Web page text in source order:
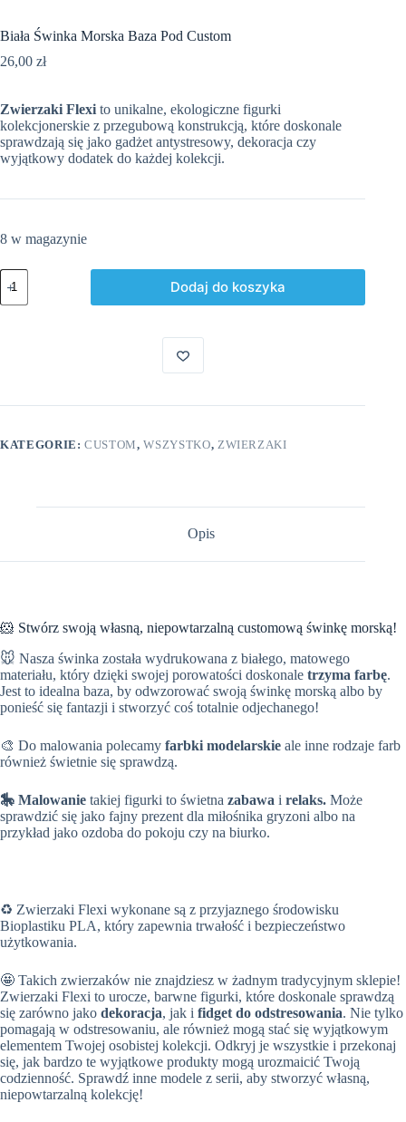
Biała Świnka Morska Baza Pod Custom
26,00 zł
Zwierzaki Flexi to unikalne, ekologiczne figurki
kolekcjonerskie z przegubową konstrukcją, które doskonale
sprawdzają się jako gadżet antystresowy, dekoracja czy
wyjątkowy dodatek do każdej kolekcji.
8 w magazynie
ilość
Biała
Świnka
Dodaj do koszyka
KATEGORIE:CUSTOM,WSZYSTKO, ZWIERZAKI
Opis
🐹 Stwórz swoją własną, niepowtarzalną customową świnkę morską!
🐭 Nasza świnka została wydrukowana z białego, matowego
materiału, który dzięki swojej porowatości doskonale trzyma farbę.
Jest to idealna baza, by odwzorować swoją świnkę morską albo by
ponieść się fantazji i stworzyć coś totalnie odjechanego!
🎨 Do malowania polecamy farbki modelarskie ale inne rodzaje farb
również świetnie się sprawdzą.
🎠 Malowanie takiej figurki to świetna zabawa i relaks. Może
sprawdzić się jako fajny prezent dla miłośnika gryzoni albo na
przykład jako ozdoba do pokoju czy na biurko.
♻️ Zwierzaki Flexi wykonane są z przyjaznego środowisku
Bioplastiku PLA, który zapewnia trwałość i bezpieczeństwo
użytkowania.
🤩 Takich zwierzaków nie znajdziesz w żadnym tradycyjnym sklepie!
Zwierzaki Flexi to urocze, barwne figurki, które doskonale sprawdzą
się zarówno jako dekoracja, jak i fidget do odstresowania. Nie tylko
pomagają w odstresowaniu, ale również mogą stać się wyjątkowym
elementem Twojej osobistej kolekcji. Odkryj je wszystkie i przekonaj
się, jak bardzo te wyjątkowe produkty mogą urozmaicić Twoją
codzienność. Sprawdź inne modele z serii, aby stworzyć własną,
niepowtarzalną kolekcję!